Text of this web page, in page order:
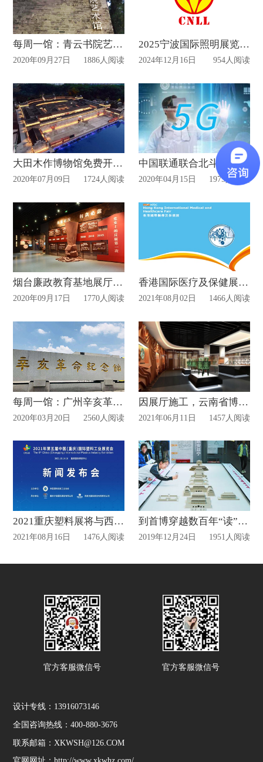
每周一馆：青云书院艺术馆
2020年09月27日 1886人阅读
2025宁波国际照明展览会设计布置动态
2024年12月16日 954人阅读
大田木作博物馆免费开放！
2020年07月09日 1724人阅读
中国联通联合北斗卫星技术将打造5G+MR全息投影展示项目：沉浸式学习北斗导航
2020年04月15日 1975人阅读
烟台廉政教育基地展厅开放公告！
2020年09月17日 1770人阅读
香港国际医疗及保健展更新展览日期通告
2021年08月02日 1466人阅读
每周一馆：广州辛亥革命纪念馆
2020年03月20日 2560人阅读
因展厅施工，云南省博物馆开放时间有调整
2021年06月11日 1457人阅读
2021重庆塑料展将与西部化工展同期举行
2021年08月16日 1476人阅读
到首博穿越数百年“读”中轴 空展厅待观众献“宝”
2019年12月24日 1951人阅读
官方客服微信号 官方客服微信号
设计专线：13916073146
全国咨询热线：400-880-3676
联系邮箱：XKWSH@126.COM